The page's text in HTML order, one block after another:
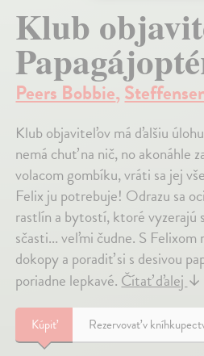
Klub
Peers Bobbie,
Klub objaviteľov má ďalšiu
nemá chuť na nič, no akonáhle
volacom gombíku, vráti sa jej
Felix ju potrebuje! Odrazu sa
rastlín a bytostí, ktoré vyzerajú
sčasti... veľmi čudne. S Felixom
dokopy a poradiť si s desivou
poriadne lepkavé.Čítať ďalej↓
Kúpiť Rezervovať v